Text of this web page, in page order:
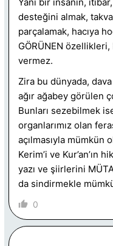
desteğini almak,
parçalamak, hacıya
GÖRÜNEN özellikleri,
vermez.
Zira bu dünyada,
ağır ağabey görülen
Bunları sezebilmek
organlarımız olan
açılmasıyla mümkün
Kerim’i ve Kur’an’ın
yazı ve şiirlerini
da sindirmekle
0